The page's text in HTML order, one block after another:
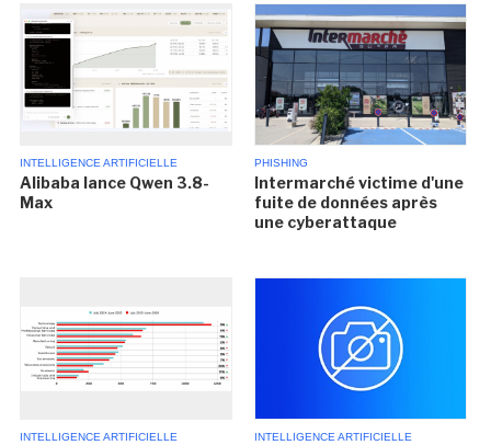
INTELLIGENCE ARTIFICIELLE
Alibaba lance Qwen 3.8-
Max
PHISHING
Intermarché victime d'une
fuite de données après
une cyberattaque
INTELLIGENCE ARTIFICIELLE INTELLIGENCE ARTIFICIELLE